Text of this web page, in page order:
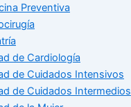
Preventiva
de Cardiología
de Cuidados Intensivos
de Cuidados Intermedios